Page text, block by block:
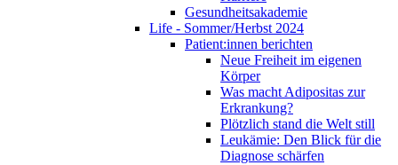
Gesundheitsakademie
Life - Sommer/Herbst 2024
Patient:innen berichten
Neue Freiheit im eigenen
Körper
Was macht Adipositas zur
Erkrankung?
Plötzlich stand die Welt still
Leukämie: Den Blick für die
Diagnose schärfen